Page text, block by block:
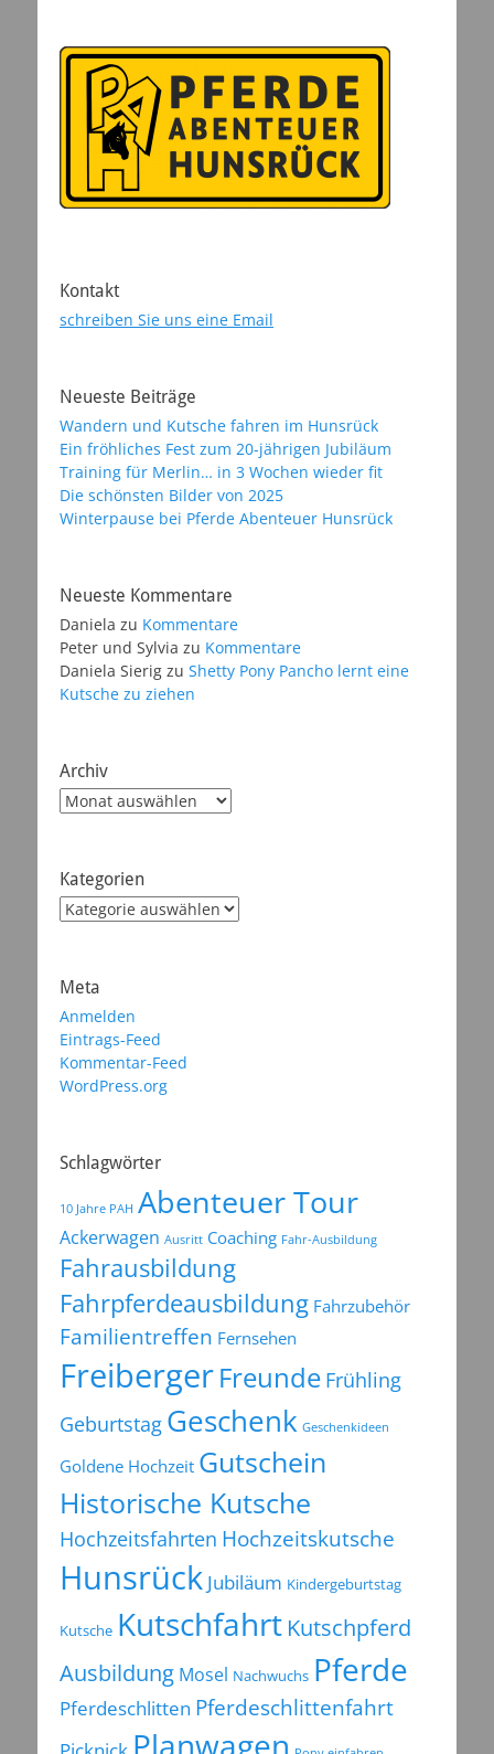
Kontakt
schreiben Sie uns eine Email
Neueste Beiträge
Wandern und Kutsche fahren im Hunsrück
Ein fröhliches Fest zum 20-jährigen Jubiläum
Training für Merlin… in 3 Wochen wieder fit
Die schönsten Bilder von 2025
Winterpause bei Pferde Abenteuer Hunsrück
Neueste Kommentare
Daniela zu Kommentare
Peter und Sylvia zu Kommentare
Daniela Sierig zu Shetty Pony Pancho lernt eine
Kutsche zu ziehen
Archiv
Archiv
Kategorien
Kategorien
Meta
Anmelden
Eintrags-Feed
Kommentar-Feed
WordPress.org
Schlagwörter
10 Jahre PAH Abenteuer Tour
Ackerwagen Ausritt Coaching Fahr-Ausbildung
Fahrausbildung
Fahrpferdeausbildung Fahrzubehör
Familientreffen Fernsehen
FreibergerFreunde Frühling
Geburtstag Geschenk Geschenkideen
Goldene Hochzeit Gutschein
Historische Kutsche
Hochzeitsfahrten Hochzeitskutsche
Hunsrück Jubiläum Kindergeburtstag
Kutsche Kutschfahrt Kutschpferd
Ausbildung Mosel Nachwuchs Pferde
Pferdeschlitten Pferdeschlittenfahrt
Planwagen